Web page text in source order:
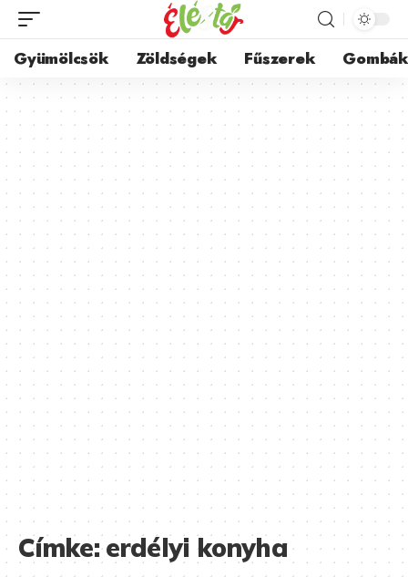
Gyümölcsök Zöldségek Fűszerek Gombák
Címke:erdélyi konyha